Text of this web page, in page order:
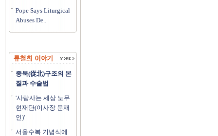
Pope Says Liturgical
Abuses De..
종북(從北)구조의 본
질과 수술법
'사람사는 세상 노무
현재단(이사장 문재
인)'
서울수복 기념식에